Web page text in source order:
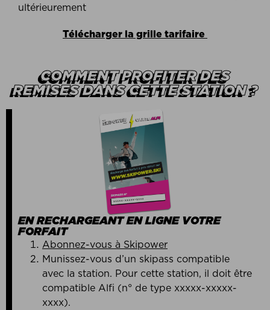
ultérieurement
Télécharger la grille tarifaire
COMMENT PROFITER DES
REMISES DANS CETTE STATION ?
EN RECHARGEANT EN LIGNE VOTRE
FORFAIT
Abonnez-vous à Skipower
Munissez-vous d’un skipass compatible
avec la station. Pour cette station, il doit être
compatible Alfi (n° de type xxxxx-xxxxx-
xxxx).